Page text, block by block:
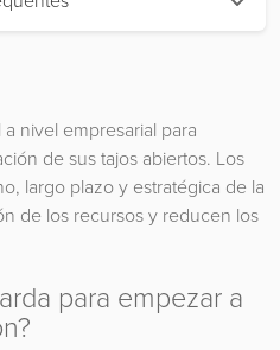
nivel empresarial para
de sus tajos abiertos. Los
largo plazo y estratégica de la
de los recursos y reducen los
para empezar a